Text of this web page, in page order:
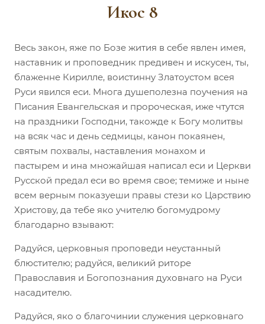
Икос 8
Весь закон, яже по Бозе жития в себе явлен имея,
наставник и проповедник предивен и искусен, ты,
блаженне Кирилле, воистинну Златоустом всея
Руси явился еси. Многа душеполезна поучения на
Писания Евангельская и пророческая, иже чтутся
на праздники Господни, такожде к Богу молитвы
на всяк час и день седмицы, канон покаянен,
святым похвалы, наставления монахом и
пастырем и ина множайшая написал еси и Церкви
Русской предал еси во время свое; темиже и ныне
всем верным показуеши правы стези ко Царствию
Христову, да тебе яко учителю богомудрому
благодарно взывают:
Радуйся, церковныя проповеди неустанный
блюстителю; радуйся, великий риторе
Православия и Богопознания духовнаго на Руси
насадителю.
Радуйся, яко о благочинии служения церковнаго